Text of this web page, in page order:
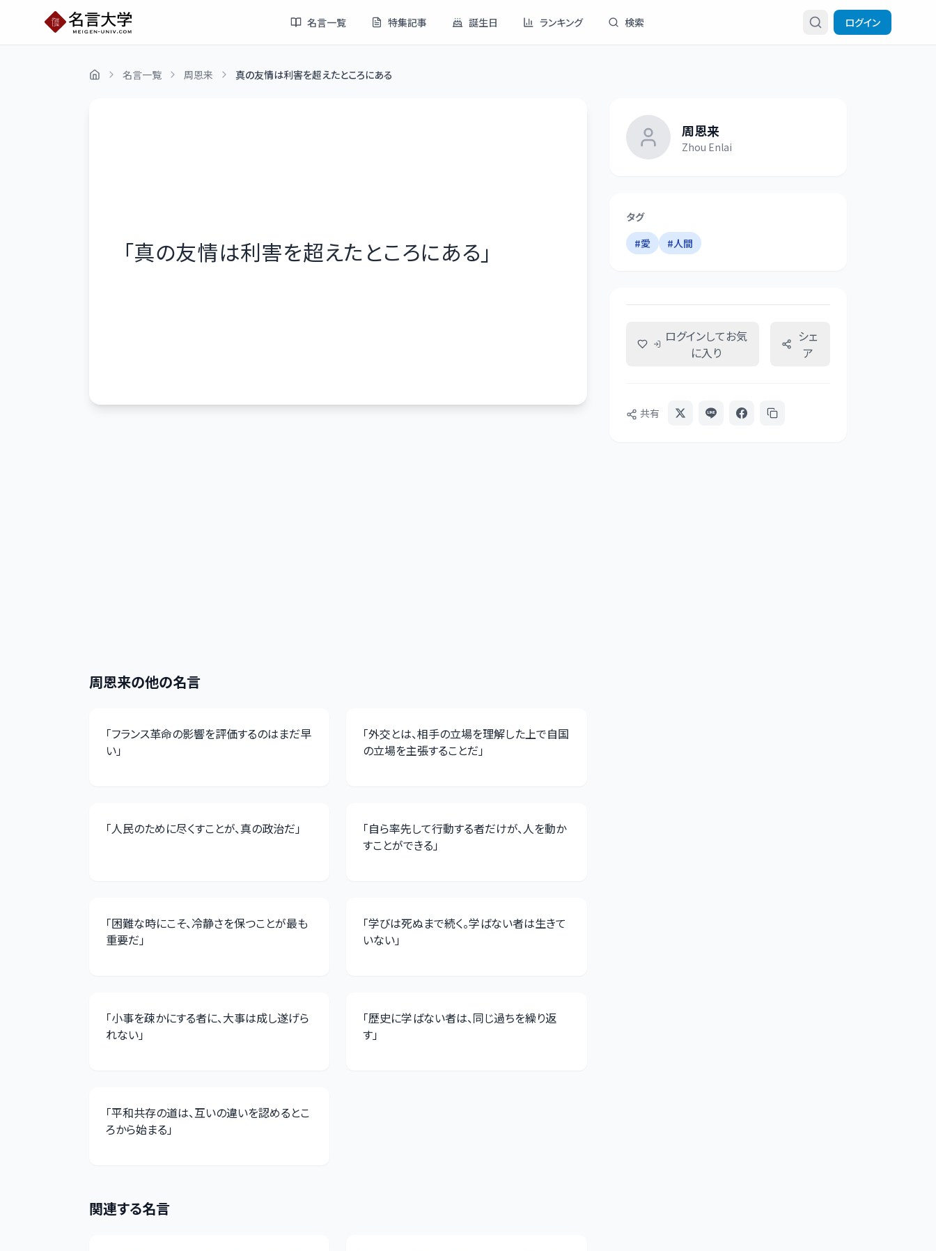
名言一覧 特集記事 誕生日 ランキング 検索 ログイン
名言一覧 周恩来 真の友情は利害を超えたところにある
「真の友情は利害を超えたところにある 」
周恩来
Zhou Enlai
タグ
#愛 #人間
ログインしてお気
に入り
シェ
ア
共有
周恩来の他の名言
「フランス革命の影響を評価するのはまだ早
い」
「外交とは、相手の立場を理解した上で自国
の立場を主張することだ」
「人民のために尽くすことが、真の政治だ」 「自ら率先して行動する者だけが、人を動か
すことができる」
「困難な時にこそ、冷静さを保つことが最も
重要だ」
「学びは死ぬまで続く。学ばない者は生きて
いない」
「小事を疎かにする者に、大事は成し遂げら
れない」
「歴史に学ばない者は、同じ過ちを繰り返
す」
「平和共存の道は、互いの違いを認めるとこ
ろから始まる」
関連する名言